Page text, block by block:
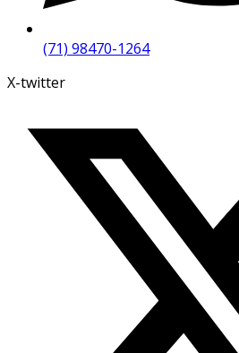
(71) 98470-1264
X-twitter